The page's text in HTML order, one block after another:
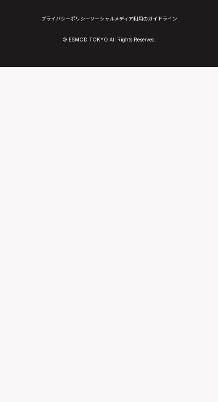
© ESMOD TOKYO All Rights Reserved.
プライバシーポリシーソーシャルメディア利用のガイドライン